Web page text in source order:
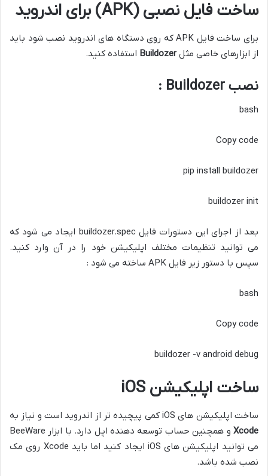
ساخت فایل نصبی (APK) برای اندروید
برای ساخت فایل APK که روی دستگاه های اندروید نصب شود باید
از ابزارهای خاصی مثلBuildozer استفاده کنید.
نصب Buildozer :
bash
Copy code
pip install buildozer
buildozer init
بعد از اجرای این دستورات فایل buildozer.spec ایجاد می شود که
می توانید تنظیمات مختلف اپلیکیشن خود را در آن وارد کنید.
سپس با دستور زیر فایل APK ساخته می شود :
bash
Copy code
buildozer -v android debug
ساخت اپلیکیشن iOS
ساخت اپلیکیشن های iOS کمی پیچیده تر از اندروید است و نیاز به
Xcode
و همچنین حساب توسعه دهنده اپل دارد. با ابزار BeeWare
می توانید اپلیکیشن های iOS ایجاد کنید اما باید Xcode روی مک
نصب شده باشد.